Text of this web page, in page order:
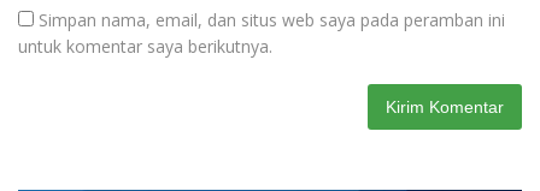
Simpan nama, email, dan situs web saya pada peramban ini
untuk komentar saya berikutnya.